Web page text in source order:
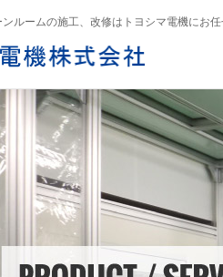
ルームの施工、改修はトヨシマ電機にお任